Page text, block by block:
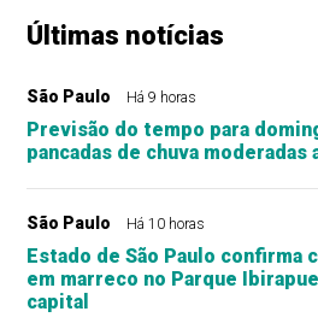
Últimas notícias
São Paulo Há 9 horas
Previsão do tempo para
pancadas de chuva
São Paulo Há 10 horas
Estado de São Paulo confirma
em marreco no Parque
capital